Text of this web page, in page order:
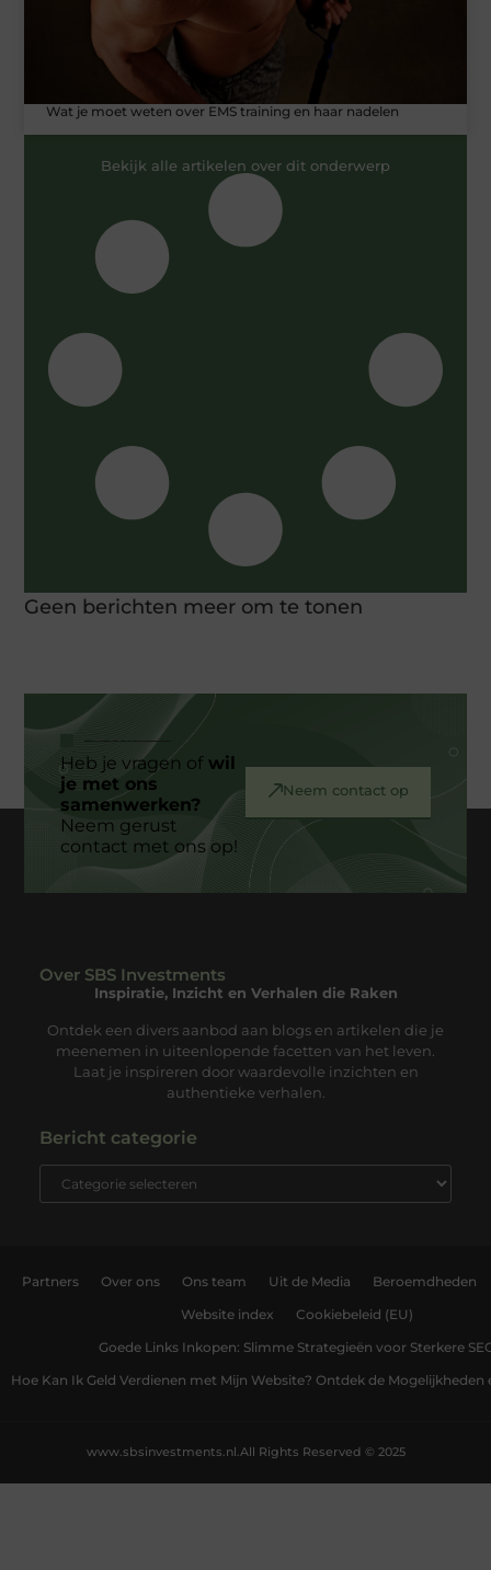
Wat je moet weten over EMS training en haar nadelen
Bekijk alle artikelen over dit onderwerp
Geen berichten meer om te tonen
Heb je vragen ofwil
je met ons
samenwerken?
Neem gerust
contact met ons op!
Neem contact op
Over SBS Investments
Inspiratie, Inzicht en Verhalen die Raken
Ontdek een divers aanbod aan blogs en artikelen die je
meenemen in uiteenlopende facetten van het leven.
Laat je inspireren door waardevolle inzichten en
authentieke verhalen.
Bericht categorie
Partners Over ons Ons team Uit de Media Beroemdheden
Website index Cookiebeleid (EU)
Goede Links Inkopen: Slimme Strategieën voor Sterkere
Hoe Kan Ik Geld Verdienen met Mijn Website? Ontdek de Mogelijkheden
All Rights Reserved © 2025
www.sbsinvestments.nl.